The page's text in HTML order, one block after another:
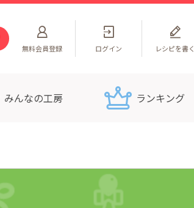
無料会員登録 ログイン レシピを書く
みんなの工房 ランキング